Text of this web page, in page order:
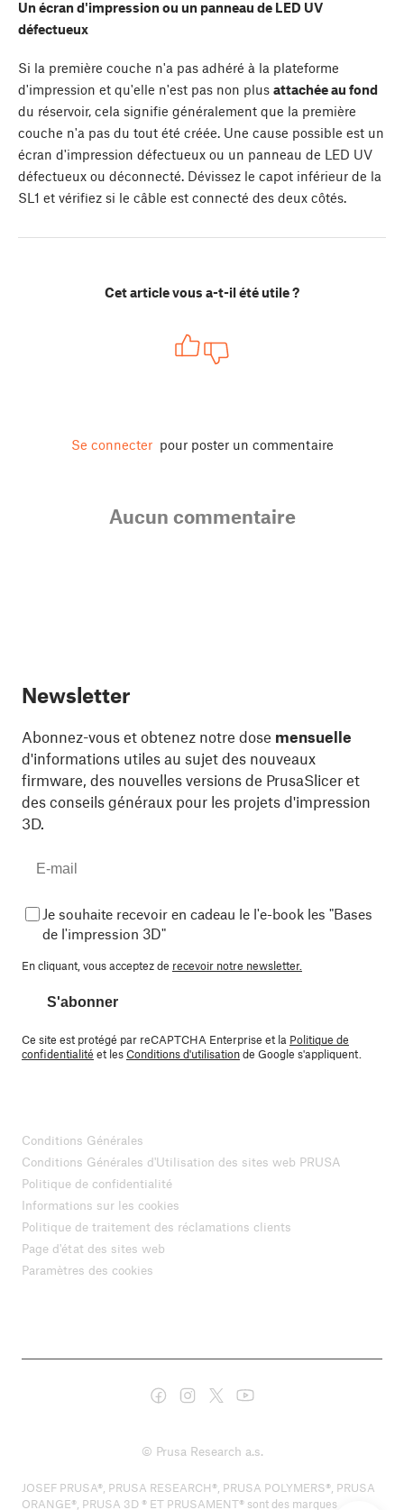
Un écran d'impression ou un panneau de LED UV
défectueux
Si la première couche n'a pas adhéré à la plateforme
d'impression et qu'elle n'est pas non plus attachée au fond
du réservoir, cela signifie généralement que la première
couche n'a pas du tout été créée. Une cause possible est un
écran d'impression défectueux ou un panneau de LED UV
défectueux ou déconnecté. Dévissez le capot inférieur de la
SL1 et vérifiez si le câble est connecté des deux côtés.
Cet article vous a-t-il été utile ?
Se connecter pour poster un commentaire
Aucun commentaire
Newsletter
Abonnez-vous et obtenez notre dose mensuelle
d'informations utiles au sujet des nouveaux
firmware, des nouvelles versions de PrusaSlicer et
des conseils généraux pour les projets d'impression
3D.
Je souhaite recevoir en cadeau le l'e-book les "Bases
de l'impression 3D"
En cliquant, vous acceptez de recevoir notre newsletter.
S'abonner
Ce site est protégé par reCAPTCHA Enterprise et la Politique de
confidentialité et lesConditions d'utilisationde Google s'appliquent.
Conditions Générales
Conditions Générales d'Utilisation des sites web PRUSA
Politique de confidentialité
Informations sur les cookies
Politique de traitement des réclamations clients
Page d'état des sites web
Paramètres des cookies
© Prusa Research a.s.
JOSEF PRUSA®, PRUSA RESEARCH®, PRUSA POLYMERS®, PRUSA
ORANGE®, PRUSA 3D ® ET PRUSAMENT® sont des marques